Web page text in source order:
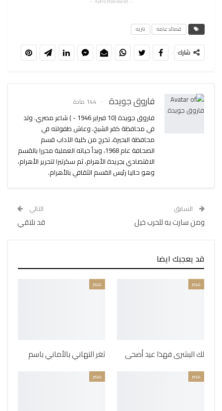
قصائد عامه نثريه
شارك
فاروق جويدة 144 مادة
فاروق جويدة (10 فبراير 1946 - ) شاعر مصري. ولد
في محافظة كفر الشيخ، وعاش طفولته في
محافظة البحيرة، تخرج من كلية الآداب قسم
الصحافة عام 1968، وبدأ حياته العملية محررا بالقسم
الاقتصادي بجريدة الأهرام، ثم سكرتيرا لتحرير الأهرام،
وهو حاليا رئيس القسم الثقافي بالأهرام.
السابق
ومن سارت به للحرب خيل
التالي
قد نلتقي
قد يعجبك ايضا
مصر
لك البشرى فهذا عيد أضحى
مصر
ثغر التهاني بالأماني باسم
مصر مصر